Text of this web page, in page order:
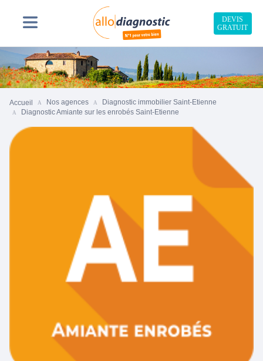
DEVIS
GRATUIT
Accueil Nos agences
Diagnostic immobilier Saint-Etienne
Diagnostic Amiante sur les enrobés Saint-Etienne